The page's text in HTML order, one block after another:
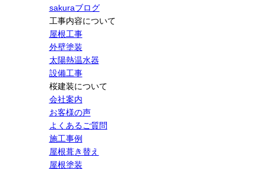
sakuraブログ
工事内容について
屋根工事
外壁塗装
太陽熱温水器
設備工事
桜建装について
会社案内
お客様の声
よくあるご質問
施工事例
屋根葺き替え
屋根塗装